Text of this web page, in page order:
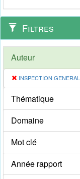
Filtres
Auteur
INSPECTION
Thématique
Domaine
Mot clé
Année rapport